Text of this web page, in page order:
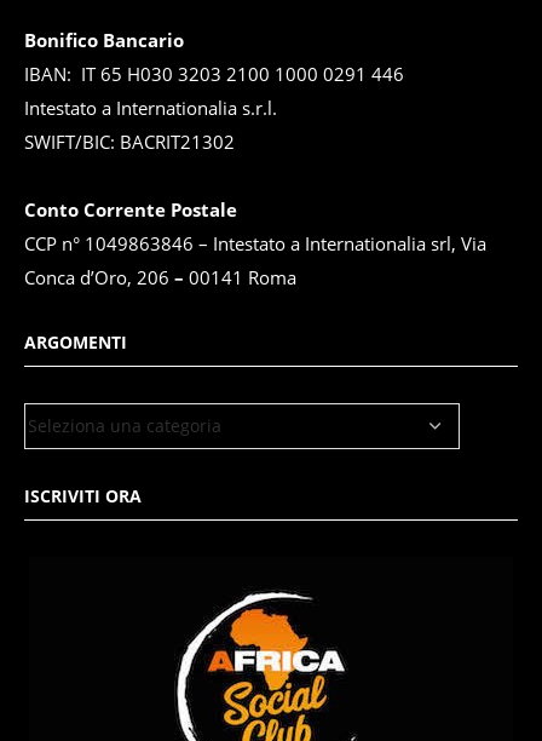
Bonifico Bancario
IBAN: IT 65 H030 3203 2100 1000 0291 446
Intestato a Internationalia s.r.l.
SWIFT/BIC: BACRIT21302
Conto Corrente Postale
CCP n° 1049863846 – Intestato a Internationalia srl, Via
Conca d’Oro, 206 – 00141 Roma
ARGOMENTI
ISCRIVITI ORA